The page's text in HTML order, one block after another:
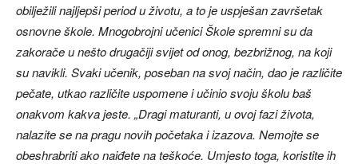
obilježili najljepši period u životu, a to je uspješan završetak
osnovne škole. Mnogobrojni učenici Škole spremni su da
zakorače u nešto drugačiji svijet od onog, bezbrižnog, na koji
su navikli. Svaki učenik, poseban na svoj način, dao je različite
pečate, utkao različite uspomene i učinio svoju školu baš
onakvom kakva jeste. „Dragi maturanti, u ovoj fazi života,
nalazite se na pragu novih početaka i izazova. Nemojte se
obeshrabriti ako naiđete na teškoće. Umjesto toga, koristite ih